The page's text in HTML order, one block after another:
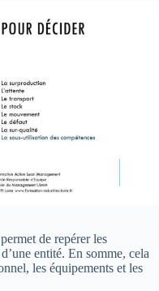
de repérer les
entité. En somme, cela
les équipements et les